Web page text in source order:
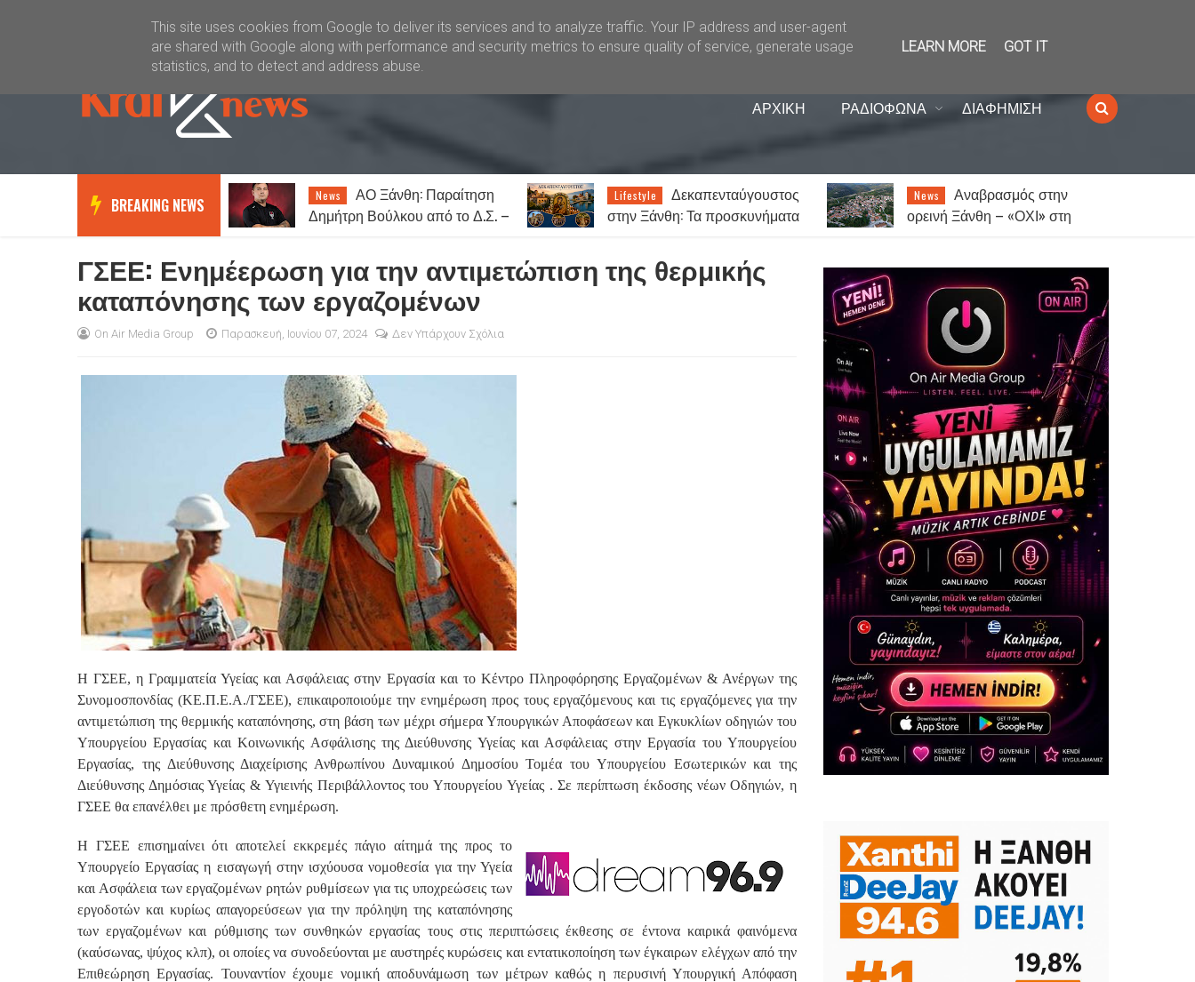
Καλώς ήλθατε Kral News
ΑΡΧΙΚΗ ΡΑΔΙΟΦΩΝΑ ΔΙΑΦΗΜΙΣΗ
BREAKING NEWS
Καιρός σήμερα:
Παραμένουν οι υψηλές
θερμοκρασίες σε όλη τη χώρα -
Στα 7 μποφόρ οι άνεμοι στο
News
ΑΟ Ξάνθη: Παραίτηση
Δημήτρη Βούλκου από το Δ.Σ. –
Lifestyle
Δεκαπενταύγουστος
στην Ξάνθη: Τα προσκυνήματα
News
Αναβρασμός στην
ορεινή Ξάνθη – «ΟΧΙ» στη
ΓΣΕΕ: Ενημέερωση για την αντιμετώπιση της θερμικής
καταπόνησης των εργαζομένων
On Air Media Group Παρασκευή, Ιουνίου 07, 2024 Δεν Υπάρχουν Σχόλια
H ΓΣΕΕ, η Γραμματεία Υγείας και Ασφάλειας στην Εργασία και το Κέντρο Πληροφόρησης Εργαζομένων & Ανέργων της
Συνομοσπονδίας (ΚΕ.Π.Ε.Α./ΓΣΕΕ), επικαιροποιούμε την ενημέρωση προς τους εργαζόμενους και τις εργαζόμενες για την
αντιμετώπιση της θερμικής καταπόνησης, στη βάση των μέχρι σήμερα Υπουργικών Αποφάσεων και Εγκυκλίων οδηγιών του
Υπουργείου Εργασίας και Κοινωνικής Ασφάλισης της Διεύθυνσης Υγείας και Ασφάλειας στην Εργασία του Υπουργείου
Εργασίας, της Διεύθυνσης Διαχείρισης Ανθρωπίνου Δυναμικού Δημοσίου Τομέα του Υπουργείου Εσωτερικών και της
Διεύθυνσης Δημόσιας Υγείας & Υγιεινής Περιβάλλοντος του Υπουργείου Υγείας . Σε περίπτωση έκδοσης νέων Οδηγιών, η
ΓΣΕΕ θα επανέλθει με πρόσθετη ενημέρωση.
Η ΓΣΕΕ επισημαίνει ότι αποτελεί εκκρεμές πάγιο αίτημά της προς το
Υπουργείο Εργασίας η εισαγωγή στην ισχύουσα νομοθεσία για την Υγεία
και Ασφάλεια των εργαζομένων ρητών ρυθμίσεων για τις υποχρεώσεις των
εργοδοτών και κυρίως απαγορεύσεων για την πρόληψη της καταπόνησης
των εργαζομένων και ρύθμισης των συνθηκών εργασίας τους στις περιπτώσεις έκθεσης σε έντονα καιρικά φαινόμενα
(καύσωνας, ψύχος κλπ), οι οποίες να συνοδεύονται με αυστηρές κυρώσεις και εντατικοποίηση των έγκαιρων ελέγχων από την
Επιθεώρηση Εργασίας. Τουναντίον έχουμε νομική αποδυνάμωση των μέτρων καθώς η περυσινή Υπουργική Απόφαση
This site uses cookies from Google to deliver its services and to analyze traffic. Your IP address and user-agent
are shared with Google along with performance and security metrics to ensure quality of service, generate usage
statistics, and to detect and address abuse.
LEARN MORE GOT IT